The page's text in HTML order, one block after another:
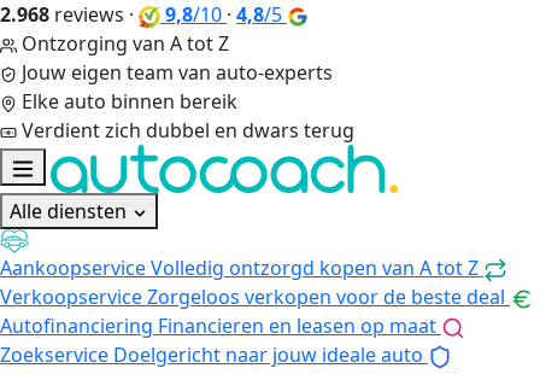
2.968 reviews · 9,8/10 · 4,8/5
Ontzorging van A tot Z
Jouw eigen team van auto-experts
Elke auto binnen bereik
Verdient zich dubbel en dwars terug
Alle diensten
AankoopserviceVolledig ontzorgd kopen van A tot Z
VerkoopserviceZorgeloos verkopen voor de beste deal
Autofinanciering Financieren en leasen op maat
Zoekservice Doelgericht naar jouw ideale auto